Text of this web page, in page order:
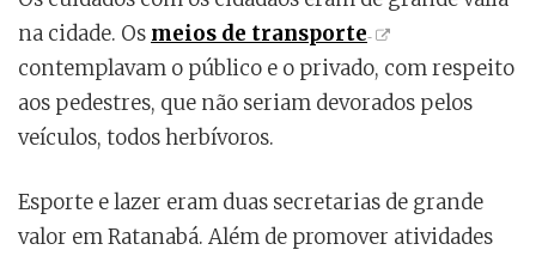
na cidade. Os meios de transporte
contemplavam o público e o privado, com respeito
aos pedestres, que não seriam devorados pelos
veículos, todos herbívoros.
Esporte e lazer eram duas secretarias de grande
valor em Ratanabá. Além de promover atividades